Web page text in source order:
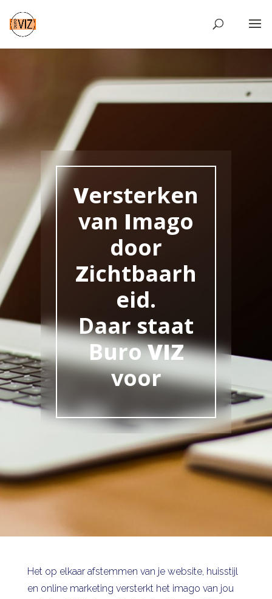
Versterken
van Imago
door
Zichtbaarh
eid.
Daar staat
BuroVIZ
voor
Het op elkaar afstemmen van je website, huisstijl
en online marketing versterkt het imago van jou